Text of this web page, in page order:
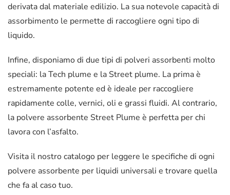
derivata dal materiale edilizio. La sua notevole capacità di
assorbimento le permette di raccogliere ogni tipo di
liquido.
Infine, disponiamo di due tipi di polveri assorbenti molto
speciali: la Tech plume e la Street plume. La prima è
estremamente potente ed è ideale per raccogliere
rapidamente colle, vernici, oli e grassi fluidi. Al contrario,
la polvere assorbente Street Plume è perfetta per chi
lavora con l’asfalto.
Visita il nostro catalogo per leggere le specifiche di ogni
polvere assorbente per liquidi universali e trovare quella
che fa al caso tuo.